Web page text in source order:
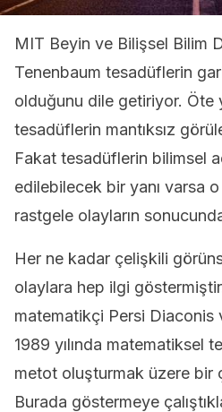
MIT Beyin ve Bilişsel Bilim
Tenenbaum tesadüflerin
olduğunu dile getiriyor. Öte
tesadüflerin mantıksız
Fakat tesadüflerin bilimsel
edilebilecek bir yanı varsa
rastgele olayların
Her ne kadar çelişkili
olaylara hep ilgi
matematikçi Persi Diaconis
1989 yılında matematiksel
metot oluşturmak üzere bir
Burada göstermeye